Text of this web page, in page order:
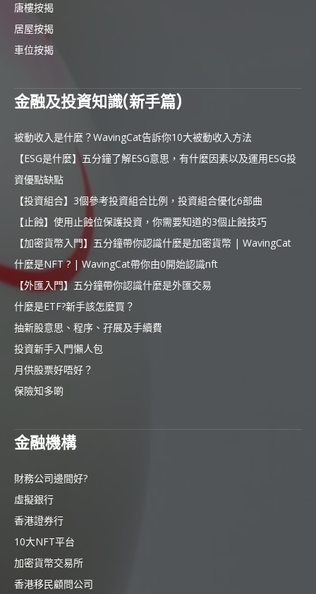
唐樓按揭
居屋按揭
車位按揭
金融及投資知識(新手篇)
被動收入是什麼？WavingCat告訴你10大被動收入方法
【ESG是什麼】五分鐘了解ESG意思，有什麼因素以及運用ESG投
資優點缺點
【投資組合】3個參考投資組合比例，投資組合優化6部曲
【止蝕】使用止蝕位保護投資，你需要知道的3個止蝕技巧
【加密貨幣入門】五分鐘帶你認識什麼是加密貨幣 | WavingCat
什麼是NFT ? | WavingCat帶你由0開始認識nft
【外匯入門】五分鐘帶你認識什麼是外匯交易
什麼是ETF?新手該怎麼買？
抽新股意思、程序、孖展及手續費
投資新手入門懶人包
月供股票好唔好？
保險知多啲
金融機構
財務公司邊間好?
虛擬銀行
香港證券行
10大NFT平台
加密貨幣交易所
香港移民顧問公司